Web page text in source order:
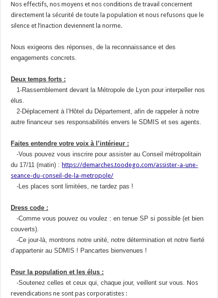
Nos effectifs, nos moyens et nos conditions de travail concernent
directement la sécurité de toute la population et nous refusons que le
silence et l’inaction deviennent la norme.
Nous exigeons des réponses, de la reconnaissance et des
engagements concrets.
Deux temps forts :
1-Rassemblement devant la Métropole de Lyon pour interpeller nos
élus.
2-Déplacement à l’Hôtel du Département, afin de rappeler à notre
autre financeur ses responsabilités envers le SDMIS et ses agents.
Faites entendre votre voix à l’intérieur :
-Vous pouvez vous inscrire pour assister au Conseil métropolitain
du 17/11 (matin) : https://demarches.toodego.com/assister-a-une-
seance-du-conseil-de-la-metropole/
-Les places sont limitées, ne tardez pas !
Dress code :
-Comme vous pouvez ou voulez : en tenue SP si possible (et bien
couverts).
-Ce jour-là, montrons notre unité, notre détermination et notre fierté
d’appartenir au SDMIS ! Pancartes bienvenues !
Pour la population et les élus :
-Soutenez celles et ceux qui, chaque jour, veillent sur vous.Nos
revendications ne sont pas corporatistes :